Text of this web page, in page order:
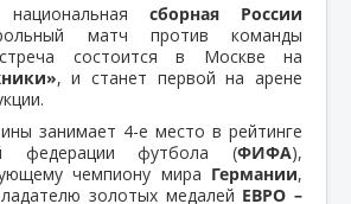
сборная России
матч против команды
состоится в Москве на
, и станет первой на арене
занимает 4-е место в рейтинге
федерации футбола (ФИФА),
чемпиону мира Германии,
золотых медалей ЕВРО –